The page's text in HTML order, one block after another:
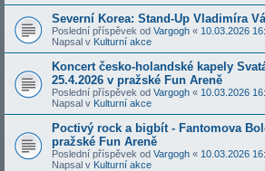
Severní Korea: Stand-Up Vladimíra
Poslední příspěvek od Vargogh « 10.03.2026
Napsal v Kulturní akce
Koncert česko-holandské kapely
25.4.2026 v pražské Fun Areně
Poslední příspěvek od Vargogh « 10.03.2026
Napsal v Kulturní akce
Poctivý rock a bigbít - Fantomova
pražské Fun Areně
Poslední příspěvek od Vargogh « 10.03.2026
Napsal v Kulturní akce